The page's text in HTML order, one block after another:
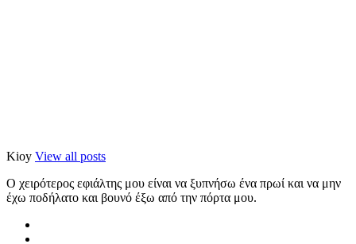
Kioy View all posts
Ο χειρότερος εφιάλτης μου είναι να ξυπνήσω ένα πρωί και να μην
έχω ποδήλατο και βουνό έξω από την πόρτα μου.